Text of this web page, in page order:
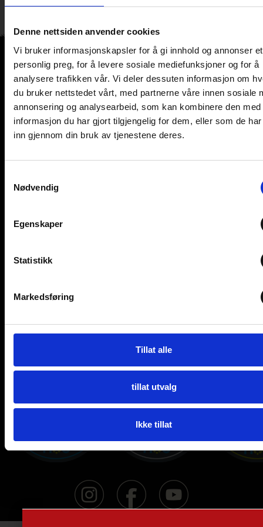
Denne nettsiden anvender cookies
Vi bruker informasjonskapsler for å gi innhold og annonser et
personlig preg, for å levere sosiale mediefunksjoner og for å
analysere trafikken vår. Vi deler dessuten informasjon om
du bruker nettstedet vårt, med partnerne våre innen sosiale
annonsering og analysearbeid, som kan kombinere den med
informasjon du har gjort tilgjengelig for dem, eller som de
inn gjennom din bruk av tjenestene deres.
Nødvendig
Egenskaper
Statistikk
Markedsføring
Tillat alle
tillat utvalg
Ikke tillat
Adresse
Jegerstien 22
Org. nr: 979 943 911 MVA